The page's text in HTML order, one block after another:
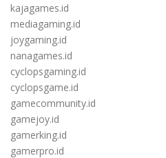
kajagames.id
mediagaming.id
joygaming.id
nanagames.id
cyclopsgaming.id
cyclopsgame.id
gamecommunity.id
gamejoy.id
gamerking.id
gamerpro.id